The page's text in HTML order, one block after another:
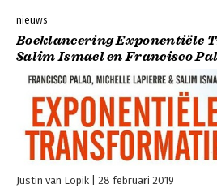
nieuws
Boeklancering Exponentiële
Salim Ismael en Francisco
Justin van Lopik 28 februari 2019